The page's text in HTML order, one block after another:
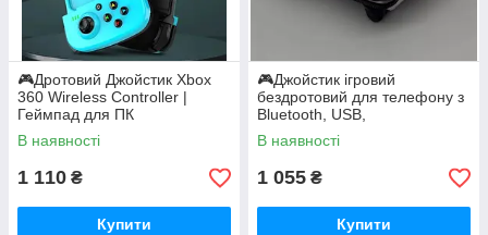
🎮Дротовий Джойстик Xbox
360 Wireless Controller |
Геймпад для ПК
В наявності
1 110 ₴
Купити
🎮Джойстик ігровий
бездротовий для телефону з
Bluetooth, USB,
PS3/PS4/PS5/IOS/Android D9
Геймпад для смартфона
В наявності
1 055 ₴
Купити